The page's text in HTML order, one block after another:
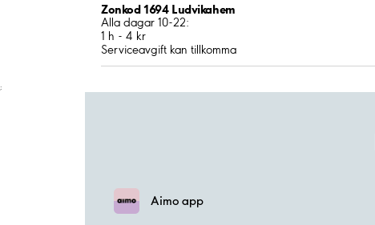
Zonkod 1694 Ludvikahem
Alla dagar 10-22:
1 h - 4 kr
Serviceavgift kan tillkomma
;
Aimo app